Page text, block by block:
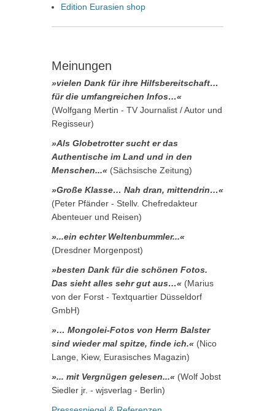
Edition Eurasien shop
Meinungen
»vielen Dank für ihre Hilfsbereitschaft…
für die umfangreichen Infos…«
(Wolfgang Mertin - TV Journalist / Autor und
Regisseur)
»Als Globetrotter sucht er das
Authentische im Land und in den
Menschen...« (Sächsische Zeitung)
»Große Klasse… Nah dran, mittendrin…«
(Peter Pfänder - Stellv. Chefredakteur
Abenteuer und Reisen)
»...ein echter Weltenbummler...«
(Dresdner Morgenpost)
»besten Dank für die schönen Fotos.
Das sieht alles sehr gut aus…« (Marius
von der Forst - Textquartier Düsseldorf
GmbH)
»… Mongolei-Fotos von Herrn Balster
sind wieder mal spitze, finde ich.« (Nico
Lange, Kiew, Eurasisches Magazin)
»... mit Vergnügen gelesen...« (Wolf Jobst
Siedler jr. - wjsverlag - Berlin)